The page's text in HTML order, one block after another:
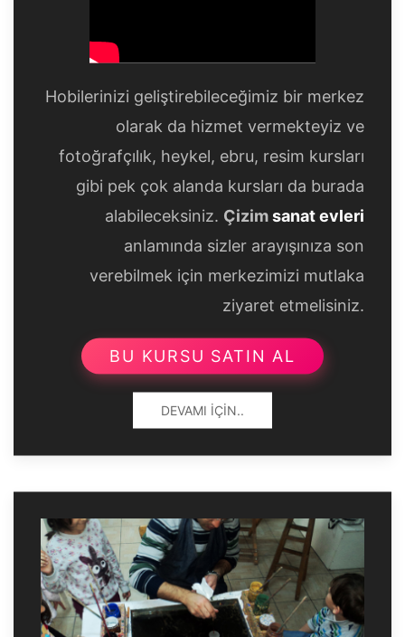
Hobilerinizi geliştirebileceğimiz bir merkez
olarak da hizmet vermekteyiz ve
fotoğrafçılık, heykel, ebru, resim kursları
gibi pek çok alanda kursları da burada
alabileceksiniz. Çizimsanat evleri
anlamında sizler arayışınıza son
verebilmek için merkezimizi mutlaka
ziyaret etmelisiniz.
BU KURSU SATIN AL
DEVAMI İÇIN..